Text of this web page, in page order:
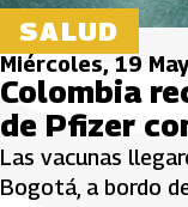
SALUD
Miércoles, 19
Colombia
de Pfizer
Las vacunas
Bogotá, a bordo